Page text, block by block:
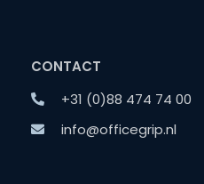
CONTACT
+31 (0)88 474 74 00
info@officegrip.nl